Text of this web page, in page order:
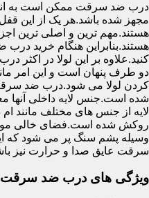
درب ضد سرقت ممکن است به
مجهز شده باشد.هر یک از این
هستند.مهم ترین و اصلی ترین
هستند.بنابراین هنگام خرید
کنید.علاوه بر این لولا در اکثر
دو طرف پنهان است و این امر
کردن لولا می شود.درب ضد
شده است.جنس لایه داخلی آنها
لایه از جنس های مختلف مانند
روکش شده است.فضای خالی
وسیله پشم سنگ پر می شود که
سرقت عایق صدا و حرارت نیز
ویژگی های درب ضد سرقت